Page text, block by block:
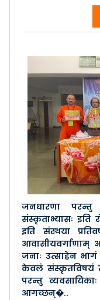
जनधारणा परन्तु
संस्कृताभ्यासः इति
इति संस्थया
आवासीयवर्गाणाम्
जनाः उत्साहेन
केवलं संस्कृतविषयं
परन्तु व्यवसायिकाः
आगच्छन्�..